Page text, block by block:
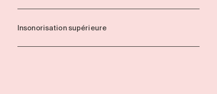
Insonorisation supérieure